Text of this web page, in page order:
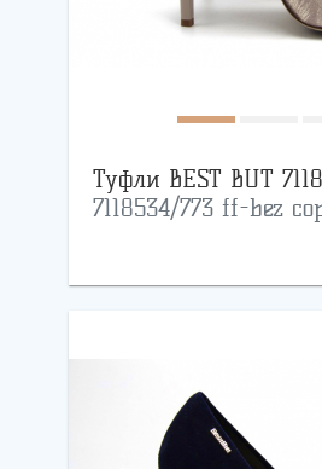
Туфли BEST BUT
7118534/773 ff-bez